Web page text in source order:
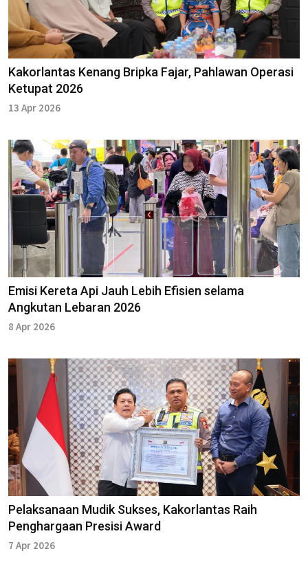
Kakorlantas Kenang Bripka Fajar, Pahlawan Operasi
Ketupat 2026
13 Apr 2026
Emisi Kereta Api Jauh Lebih Efisien selama
Angkutan Lebaran 2026
8 Apr 2026
Pelaksanaan Mudik Sukses, Kakorlantas Raih
Penghargaan Presisi Award
7 Apr 2026